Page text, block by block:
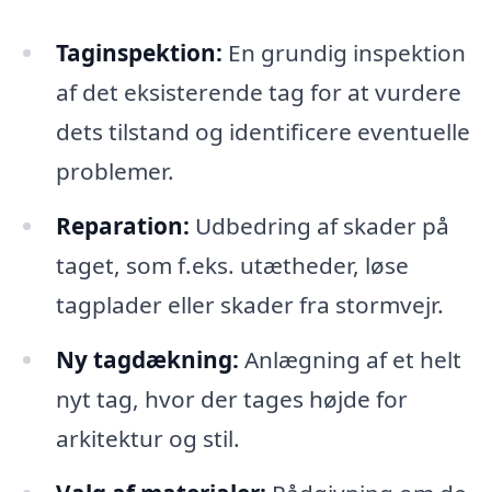
Taginspektion: En grundig inspektion
af det eksisterende tag for at vurdere
dets tilstand og identificere eventuelle
problemer.
Reparation: Udbedring af skader på
taget, som f.eks. utætheder, løse
tagplader eller skader fra stormvejr.
Ny tagdækning: Anlægning af et helt
nyt tag, hvor der tages højde for
arkitektur og stil.